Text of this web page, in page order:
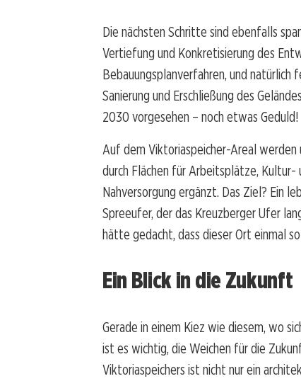
Die nächsten Schritte sind ebenfalls
Vertiefung und Konkretisierung des
Bebauungsplanverfahren, und natürlich
Sanierung und Erschließung des
2030 vorgesehen – noch etwas Geduld!
Auf dem Viktoriaspeicher-Areal
durch Flächen für Arbeitsplätze,
Nahversorgung ergänzt. Das Ziel? Ein
Spreeufer, der das Kreuzberger Ufer
hätte gedacht, dass dieser Ort einmal
Ein Blick in die Zukunft
Gerade in einem Kiez wie diesem, wo
ist es wichtig, die Weichen für die
Viktoriaspeichers ist nicht nur ein